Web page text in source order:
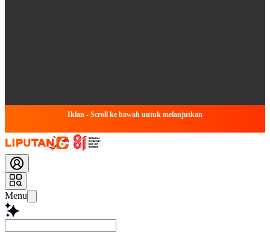
Iklan - Scroll ke bawah untuk melanjutkan
Menu